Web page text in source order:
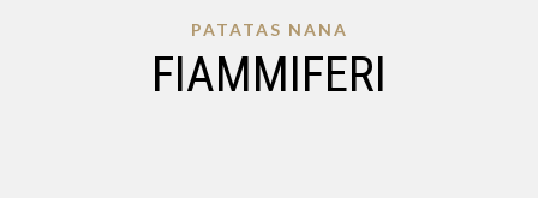
PATATAS NANA
FIAMMIFERI